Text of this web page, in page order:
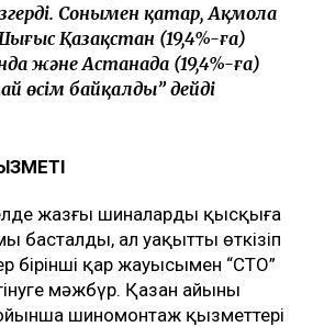
Сонымен қатар, Ақмола
Қазақстан (19,4%-ға)
және Астанада (19,4%-ға)
өсім байқалды” дейді
жазғы шиналарды қысқыға
басталды, ал уақытты өткізіп
бірінші қар жауысымен “СТО”
мәжбүр. Қазан айының
шиномонтаж қызметтері